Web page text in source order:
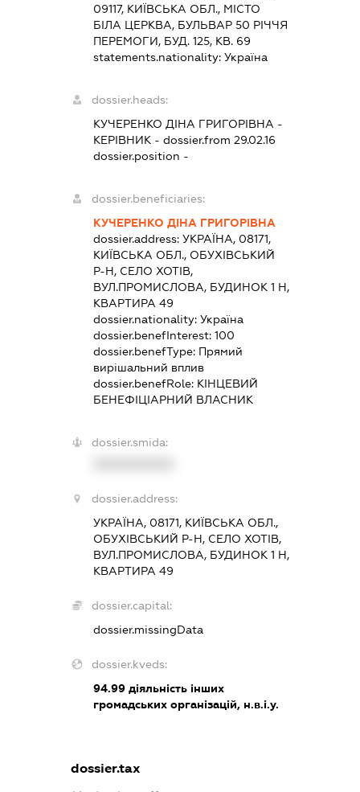
09117, КИЇВСЬКА ОБЛ., МІСТО
БІЛА ЦЕРКВА, БУЛЬВАР 50 РІЧЧЯ
ПЕРЕМОГИ, БУД. 125, КВ. 69
statements.nationality: Україна
dossier.heads:
КУЧЕРЕНКО ДІНА ГРИГОРІВНА -
КЕРІВНИК - dossier.from 29.02.16
dossier.position -
dossier.beneficiaries:
КУЧЕРЕНКО ДІНА ГРИГОРІВНА
dossier.address: УКРАЇНА, 08171,
КИЇВСЬКА ОБЛ., ОБУХІВСЬКИЙ
Р-Н, СЕЛО ХОТІВ,
ВУЛ.ПРОМИСЛОВА, БУДИНОК 1 Н,
КВАРТИРА 49
dossier.nationality: Україна
dossier.benefInterest: 100
dossier.benefType: Прямий
вирішальний вплив
dossier.benefRole: КІНЦЕВИЙ
БЕНЕФІЦІАРНИЙ ВЛАСНИК
dossier.smida:
dossier.address:
УКРАЇНА, 08171, КИЇВСЬКА ОБЛ.,
ОБУХІВСЬКИЙ Р-Н, СЕЛО ХОТІВ,
ВУЛ.ПРОМИСЛОВА, БУДИНОК 1 Н,
КВАРТИРА 49
dossier.capital:
dossier.missingData
dossier.kveds:
94.99діяльність інших
громадських організацій, н.в.і.у.
dossier.tax